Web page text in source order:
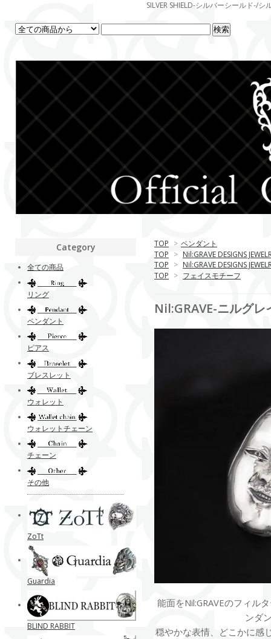
SILVER SHIELD-シルバーシールド-/
TOP > ペンダント
TOP > Nil:GRAVE DESIGNS
TOP > Nil:GRAVE DESIGNS
TOP > フェイスモチーフ
Nil:GRAVE-ニルグ
能面をNil:GRAVEのフィル
ンダ
穏やかな表情、どこかに感
Category
全ての商品
リング
ペンダント
ピアス
ブレスレット
ウォレット
ウォレットチェーン
チェーン
その他
ZoTt
Guardia
BLIND RABBIT